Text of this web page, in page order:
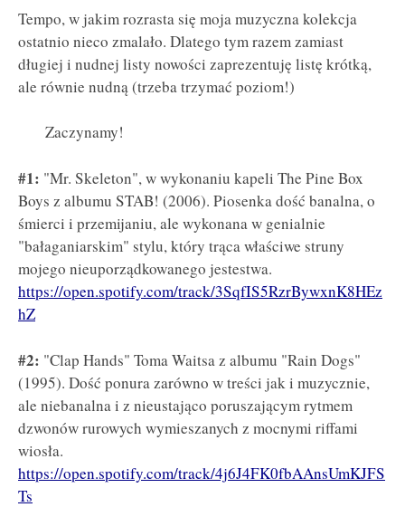
Tempo, w jakim rozrasta się moja muzyczna kolekcja
ostatnio nieco zmalało. Dlatego tym razem zamiast
długiej i nudnej listy nowości zaprezentuję listę krótką,
ale równie nudną (trzeba trzymać poziom!)
Zaczynamy!
#1: "Mr. Skeleton", w wykonaniu kapeli The Pine Box
Boys z albumu STAB! (2006). Piosenka dość banalna, o
śmierci i przemijaniu, ale wykonana w genialnie
"bałaganiarskim" stylu, który trąca właściwe struny
mojego nieuporządkowanego jestestwa.
https://open.spotify.com/track/3SqfIS5RzrBywxnK8HEz
hZ
#2: "Clap Hands" Toma Waitsa z albumu "Rain Dogs"
(1995). Dość ponura zarówno w treści jak i muzycznie,
ale niebanalna i z nieustająco poruszającym rytmem
dzwonów rurowych wymieszanych z mocnymi riffami
wiosła.
https://open.spotify.com/track/4j6J4FK0fbAAnsUmKJFS
Ts